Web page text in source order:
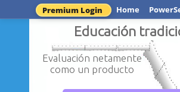
Premium Login Home
Educación
Evaluación netamente
como un producto